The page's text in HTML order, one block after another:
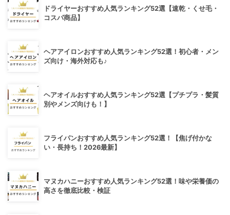
ドライヤーおすすめ人気ランキング52選【速乾・くせ毛・
コスパ商品】
ヘアアイロンおすすめ人気ランキング52選！初心者・メン
ズ向け・海外対応も♪
ヘアオイルおすすめ人気ランキング52選【プチプラ・髪質
別やメンズ向けも！】
フライパンおすすめ人気ランキング52選！【焦げ付かな
い・長持ち！2026最新】
マヌカハニーおすすめ人気ランキング52選！味や栄養価の
高さを徹底比較・検証